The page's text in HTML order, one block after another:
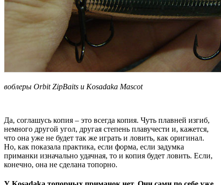
воблеры Orbit ZipBaits и Kosadaka Mascot
Да, соглашусь копия – это всегда копия. Чуть плавней изгиб,
немного другой угол, другая степень плавучести и, кажется,
что она уже не будет так же играть и ловить, как оригинал.
Но, как показала практика, если форма, если задумка
приманки изначально удачная, то и копия будет ловить. Если,
конечно, она не сделана топорно.